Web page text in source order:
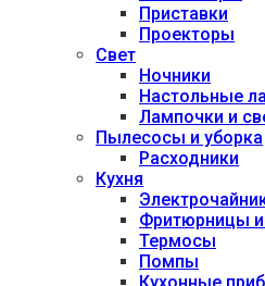
Приставки
Проекторы
Свет
Ночники
Настольные
Лампочки и
Пылесосы и уборка
Расходники
Кухня
Фритюрницы и
Термосы
Помпы